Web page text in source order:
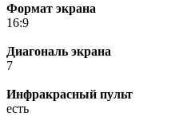
Формат экрана
16:9
Диагональ экрана
7
Инфракрасный пульт
есть